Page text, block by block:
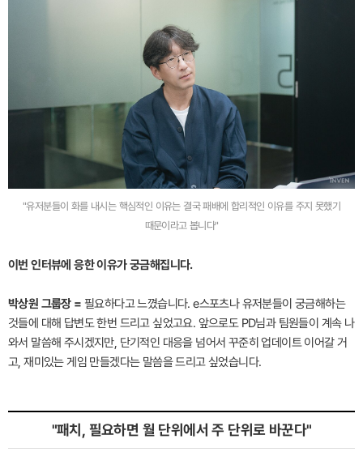
"유저분들이 화를 내시는 핵심적인 이유는 결국 패배에 합리적인 이유를 주지 못했기
때문이라고 봅니다"
이번 인터뷰에 응한 이유가 궁금해집니다.
박상원 그룹장 = 필요하다고 느꼈습니다. e스포츠나 유저분들이 궁금해하는
것들에 대해 답변도 한번 드리고 싶었고요. 앞으로도 PD님과 팀원들이 계속 나
와서 말씀해 주시겠지만, 단기적인 대응을 넘어서 꾸준히 업데이트 이어갈 거
고, 재미있는 게임 만들겠다는 말씀을 드리고 싶었습니다.
"패치, 필요하면 월 단위에서 주 단위로 바꾼다"